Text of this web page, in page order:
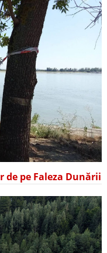
pe Faleza Dunării